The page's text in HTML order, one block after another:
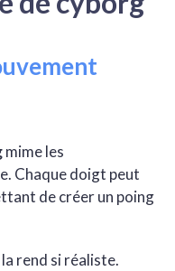
mime les
Chaque doigt peut
de créer un poing
rend si réaliste.